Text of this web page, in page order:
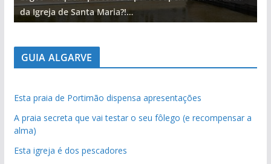
da Igreja de Santa Maria?!…
GUIA ALGARVE
Esta praia de Portimão dispensa apresentações
A praia secreta que vai testar o seu fôlego (e recompensar a
alma)
Esta igreja é dos pescadores